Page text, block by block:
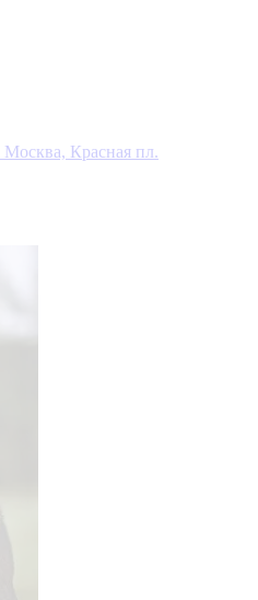
Москва, Красная пл.